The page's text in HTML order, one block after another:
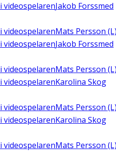
i videospelarenJakob Forssmed
i videospelarenMats Persson
i videospelarenJakob Forssmed
i videospelarenMats Persson
i videospelarenKarolina Skog
i videospelarenMats Persson
i videospelarenKarolina Skog
i videospelarenMats Persson